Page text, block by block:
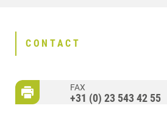
CONTACT
FAX
+31 (0) 23 543 42 55